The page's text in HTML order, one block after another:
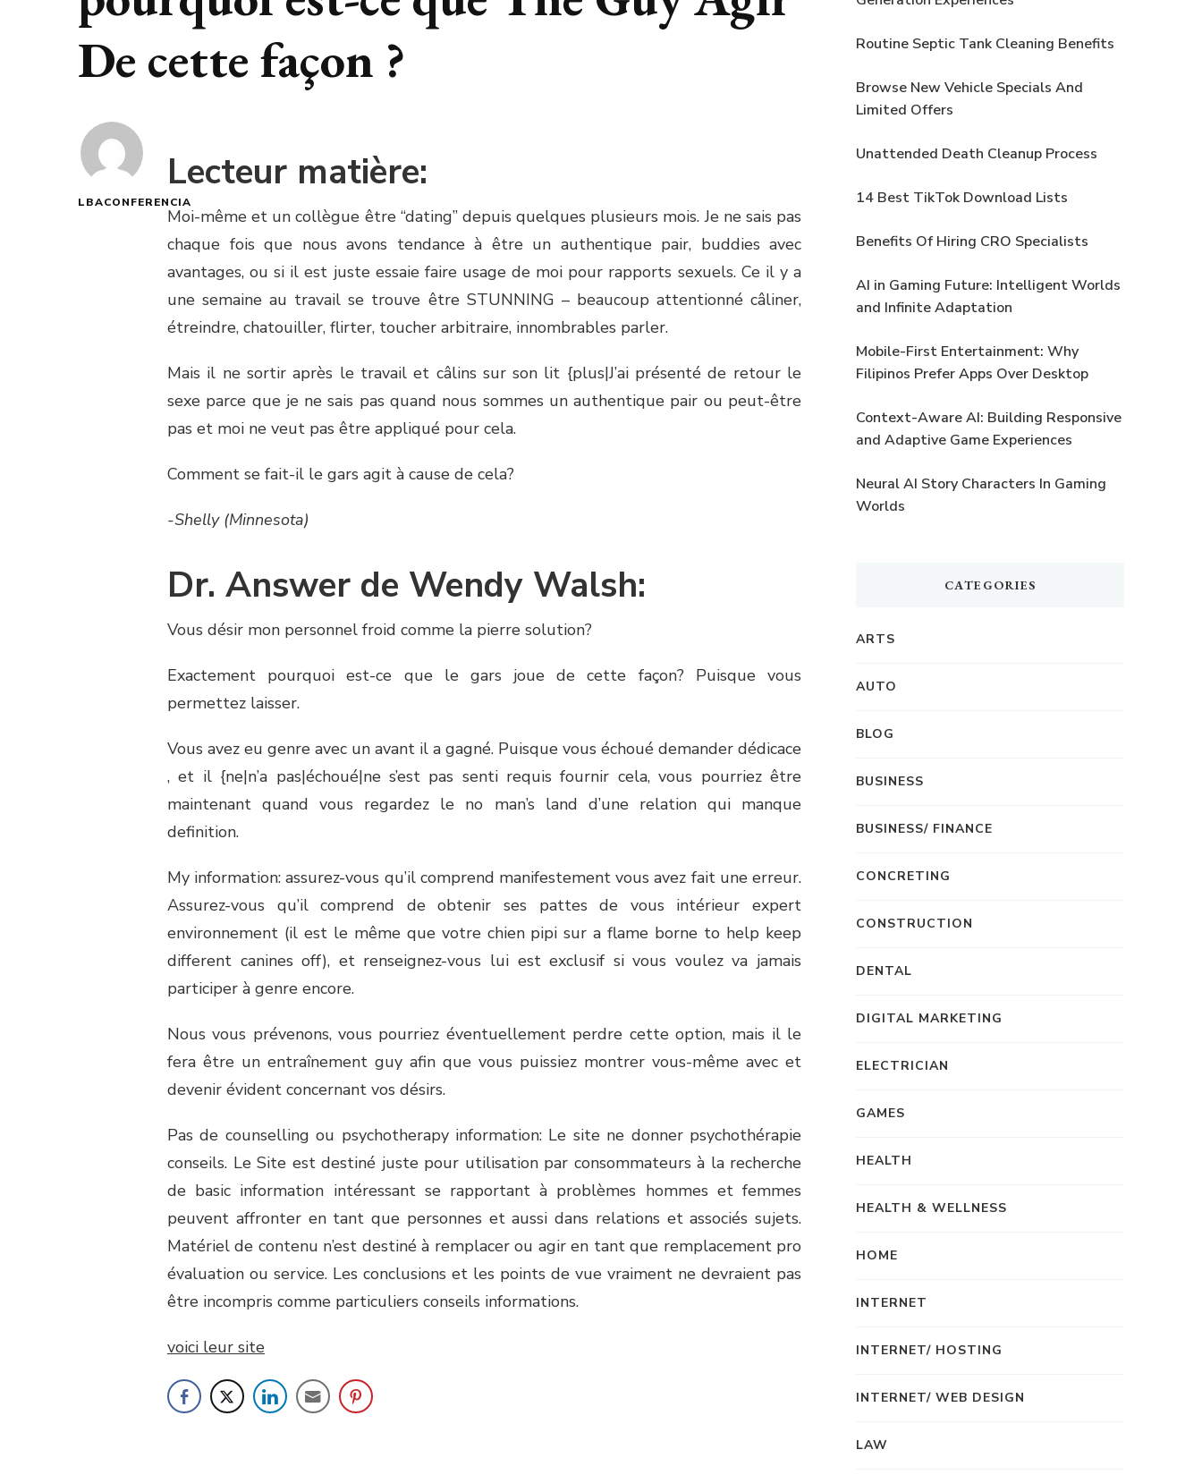
De cette façon ?
LBACONFERENCIA
Lecteur matière:
Moi-même et un collègue être “dating” depuis quelques plusieurs mois. Je ne sais pas
chaque fois que nous avons tendance à être un authentique pair, buddies avec
avantages, ou si il est juste essaie faire usage de moi pour rapports sexuels. Ce il y a
une semaine au travail se trouve être STUNNING – beaucoup attentionné câliner,
étreindre, chatouiller, flirter, toucher arbitraire, innombrables parler.
Mais il ne sortir après le travail et câlins sur son lit {plus|J’ai présenté de retour le
sexe parce que je ne sais pas quand nous sommes un authentique pair ou peut-être
pas et moi ne veut pas être appliqué pour cela.
Comment se fait-il le gars agit à cause de cela?
-Shelly (Minnesota)
Dr. Answer de Wendy Walsh:
Vous désir mon personnel froid comme la pierre solution?
Exactement pourquoi est-ce que le gars joue de cette façon? Puisque vous
permettez laisser.
Vous avez eu genre avec un avant il a gagné. Puisque vous échoué demander dédicace
, et il {ne|n’a pas|échoué|ne s’est pas senti requis fournir cela, vous pourriez être
maintenant quand vous regardez le no man’s land d’une relation qui manque
definition.
My information: assurez-vous qu’il comprend manifestement vous avez fait une erreur.
Assurez-vous qu’il comprend de obtenir ses pattes de vous intérieur expert
environnement (il est le même que votre chien pipi sur a flame borne to help keep
different canines off), et renseignez-vous lui est exclusif si vous voulez va jamais
participer à genre encore.
Nous vous prévenons, vous pourriez éventuellement perdre cette option, mais il le
fera être un entraînement guy afin que vous puissiez montrer vous-même avec et
devenir évident concernant vos désirs.
Pas de counselling ou psychotherapy information: Le site ne donner psychothérapie
conseils. Le Site est destiné juste pour utilisation par consommateurs à la recherche
de basic information intéressant se rapportant à problèmes hommes et femmes
peuvent affronter en tant que personnes et aussi dans relations et associés sujets.
Matériel de contenu n’est destiné à remplacer ou agir en tant que remplacement pro
évaluation ou service. Les conclusions et les points de vue vraiment ne devraient pas
être incompris comme particuliers conseils informations.
voici leur site
Routine Septic Tank Cleaning Benefits
Browse New Vehicle Specials And
Limited Offers
Unattended Death Cleanup Process
14 Best TikTok Download Lists
Benefits Of Hiring CRO Specialists
AI in Gaming Future: Intelligent Worlds
and Infinite Adaptation
Mobile-First Entertainment: Why
Filipinos Prefer Apps Over Desktop
Context-Aware AI: Building Responsive
and Adaptive Game Experiences
Neural AI Story Characters In Gaming
Worlds
CATEGORIES
ARTS
AUTO
BLOG
BUSINESS
BUSINESS/ FINANCE
CONCRETING
CONSTRUCTION
DENTAL
DIGITAL MARKETING
ELECTRICIAN
GAMES
HEALTH
HEALTH & WELLNESS
HOME
INTERNET
INTERNET/ HOSTING
INTERNET/ WEB DESIGN
LAW